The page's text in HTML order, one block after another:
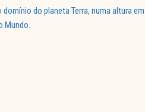
do planeta Terra, numa altura
Mundo.